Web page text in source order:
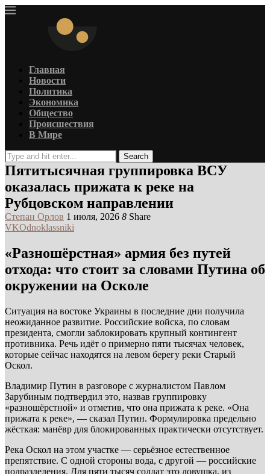
Главная
Новости
Политика
Экономика
Общество
Происшествия
В Мире
Search
Пятитысячная группировка ВСУ
оказалась прижата к реке на
Рубцовском направлении
Степан Орлов 1 июля, 2026 8 Share
VKOdnoklassniki
«Разношёрстная» армия без путей
отхода: что стоит за словами Путина об
окружении на Осколе
Ситуация на востоке Украины в последние дни получила
неожиданное развитие. Российские войска, по словам
президента, смогли заблокировать крупный контингент
противника. Речь идёт о примерно пяти тысячах человек,
которые сейчас находятся на левом берегу реки Старый
Оскол.
Владимир Путин в разговоре с журналистом Павлом
Зарубиным подтвердил это, назвав группировку
«разношёрстной» и отметив, что она прижата к реке. «Она
прижата к реке», — сказал Путин. Формулировка предельно
жёсткая: манёвр для блокированных практически отсутствует.
Река Оскол на этом участке — серьёзное естественное
препятствие. С одной стороны вода, с другой — российские
подразделения. Для пяти тысяч солдат это ловушка, из